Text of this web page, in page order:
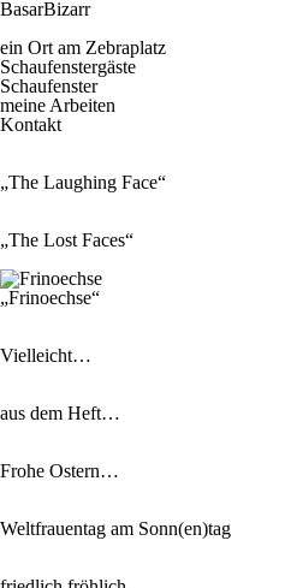
BasarBizarr
ein Ort am Zebraplatz
Schaufenster­gäste
Schaufenster
meine Arbeiten
Kontakt
„The Laughing Face“
„The Lost Faces“
„Frinoechse“
Vielleicht…
aus dem Heft…
Frohe Ostern…
Weltfrauentag am Sonn(en)tag